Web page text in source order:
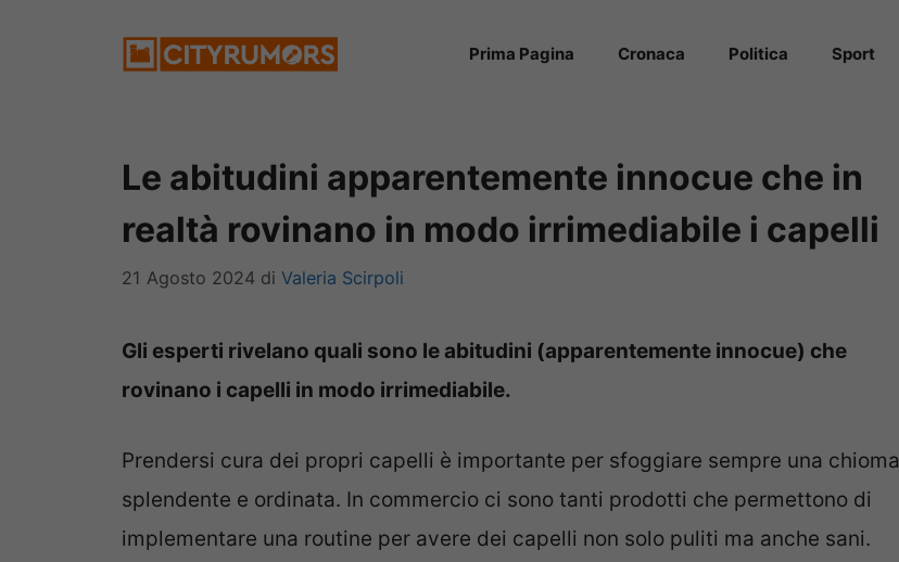
Prima Pagina Cronaca Politica Sport
Le abitudini apparentemente innocue che in
realtà rovinano in modo irrimediabile i capelli
21 Agosto 2024 di Valeria Scirpoli
Gli esperti rivelano quali sono le abitudini (apparentemente innocue) che
rovinano i capelli in modo irrimediabile.
Prendersi cura dei propri capelli è importante per sfoggiare sempre una chioma
splendente e ordinata. In commercio ci sono tanti prodotti che permettono di
implementare una routine per avere dei capelli non solo puliti ma anche sani.